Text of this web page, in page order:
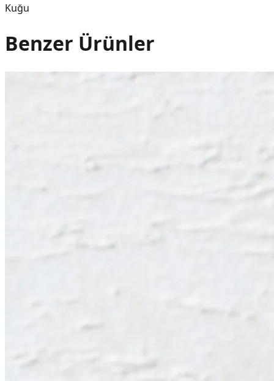
Kuğu
Benzer Ürünler